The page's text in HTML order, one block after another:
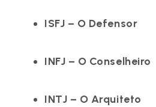
ISFJ – O Defensor
INFJ – O Conselheiro
INTJ – O Arquiteto